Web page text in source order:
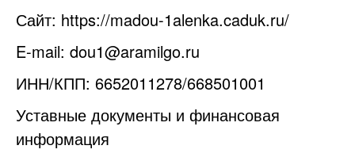
Сайт: https://madou-1alenka.caduk.ru/
E-mail: dou1@aramilgo.ru
ИНН/КПП: 6652011278/668501001
Уставные документы и финансовая
информация